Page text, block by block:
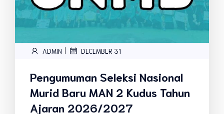
ADMIN | DECEMBER 31
Pengumuman Seleksi Nasional
Murid Baru MAN 2 Kudus Tahun
Ajaran 2026/2027